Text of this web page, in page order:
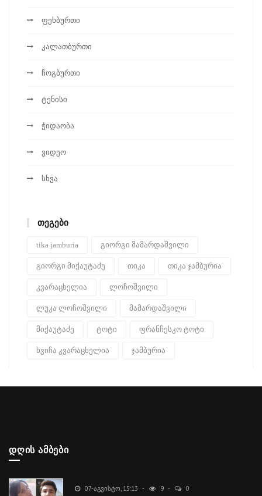
ფეხბურთი
კალათბურთი
ჩოგბურთი
ტენისი
ჭიდაობა
ვიდეო
სხვა
ᲗᲔᲒᲔᲑᲘ
tika jamburia გიორგი მამარდაშვილი
გიორგი მიქაუტაძე თიკა თიკა ჯამბურია
კვარაცხელია ლოჩოშვილი
ლუკა ლოჩოშვილი მამარდაშვილი
მიქაუტაძე ტოტი ფრანჩესკო ტოტი
ხვიჩა კვარაცხელია ჯამბურია
ᲓᲦᲘᲡ ᲐᲛᲑᲔᲑᲘ
07-ᲐᲒᲕᲘᲡᲢᲝ, 15:13 9 0